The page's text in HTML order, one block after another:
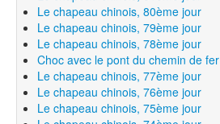
Le chapeau chinois, 80ème jour
Le chapeau chinois, 79ème jour
Le chapeau chinois, 78ème jour
Choc avec le pont du chemin de fer
Le chapeau chinois, 77ème jour
Le chapeau chinois, 76ème jour
Le chapeau chinois, 75ème jour